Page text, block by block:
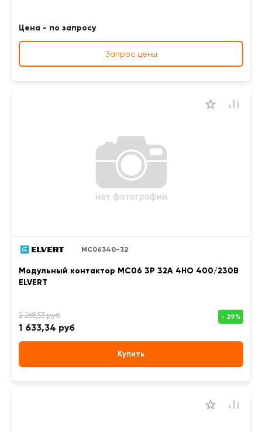
Цена - по запросу
Запрос цены
MC06340-32
Модульный контактор MC06 3Р 32А 4НО 400/230B
ELVERT
1 633,34 руб
Купить